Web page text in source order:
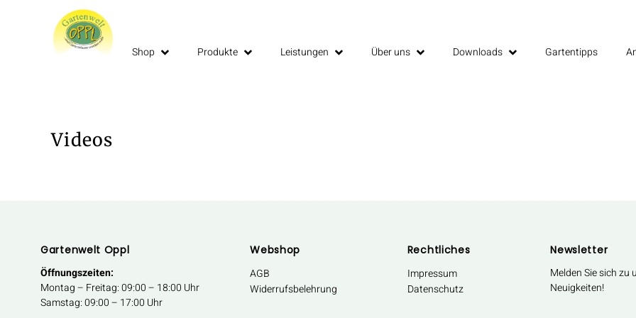
Shop Produkte Leistungen Über uns Downloads Gartentipps
Videos
Newsletter
Melden Sie sich zu
Neuigkeiten!
Gartenwelt Oppl
Öffnungszeiten:
Montag – Freitag: 09:00 – 18:00 Uhr
Samstag: 09:00 – 17:00 Uhr
Webshop
AGB
Widerrufsbelehrung
Rechtliches
Impressum
Datenschutz